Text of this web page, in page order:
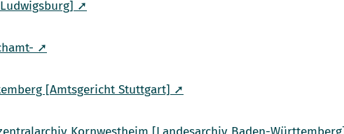
➚
➚
[Amtsgericht Stuttgart] ➚